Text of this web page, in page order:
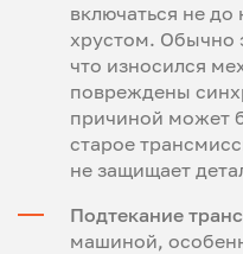
включаться не
хрустом. Обычно
что износился
повреждены
причиной может
старое
не защищает
Подтекание
машиной,